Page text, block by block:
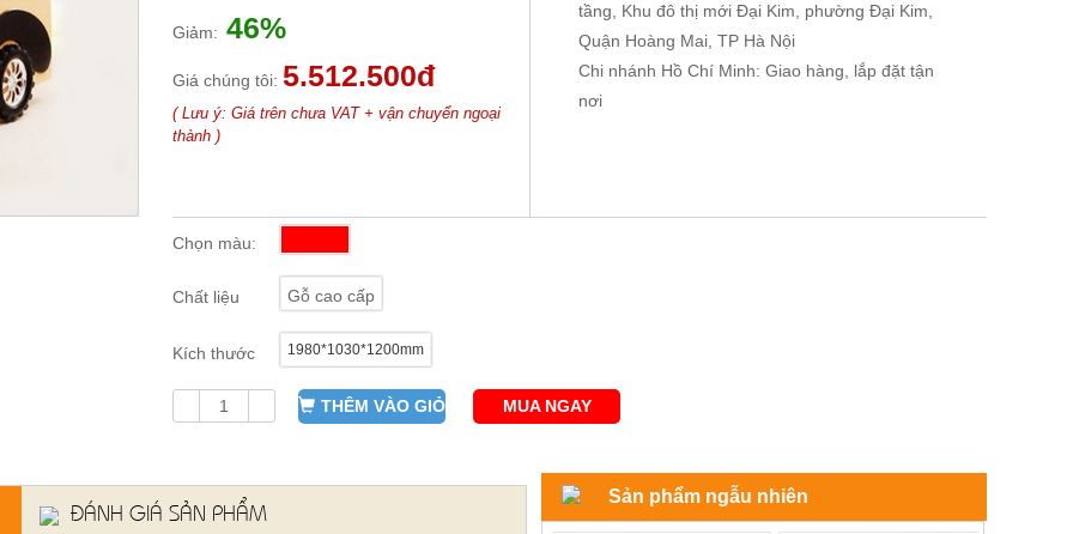
Giảm: 46%
Giá chúng tôi: 5.512.500đ
( Lưu ý: Giá trên chưa VAT + vận chuyển ngoại
thành )
tầng, Khu đô thị mới Đại Kim, phường Đại Kim,
Quận Hoàng Mai, TP Hà Nội
Chi nhánh Hồ Chí Minh: Giao hàng, lắp đặt tận
nơi
Chọn màu:
Chất liệu Gỗ cao cấp
Kích thước 1980*1030*1200mm
THÊM VÀO GIỎ MUA NGAY
ĐÁNH GIÁ SẢN PHẨM
Sản phẩm ngẫu nhiên